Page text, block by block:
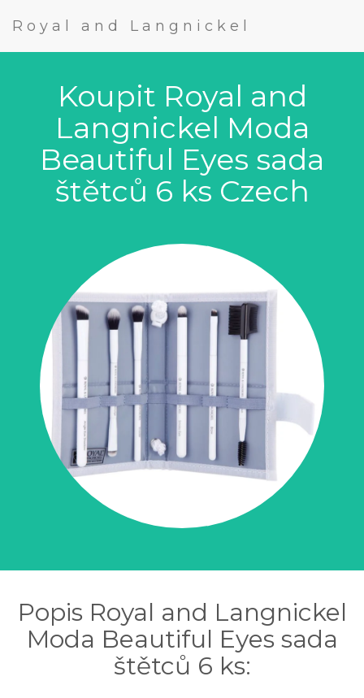
Royal and Langnickel
Koupit Royal and
Langnickel Moda
Beautiful Eyes sada
štětců 6 ks Czech
Popis Royal and Langnickel
Moda Beautiful Eyes sada
štětců 6 ks: